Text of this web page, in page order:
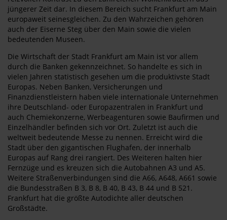
jüngerer Zeit dar. In diesem Bereich sucht Frankfurt am Main
europaweit seinesgleichen. Zu den Wahrzeichen gehören
auch der Eiserne Steg über den Main sowie die vielen
bedeutenden Museen.
Die Wirtschaft der Stadt Frankfurt am Main ist vor allem
durch die Banken gekennzeichnet. So handelte es sich in
vielen Jahren statistisch gesehen um die produktivste Stadt
Europas. Neben Banken, Versicherungen und
Finanzdienstleistern haben viele internationale Unternehmen
ihre Deutschland- oder Europazentralen in Frankfurt und
auch Chemiekonzerne, Werbeagenturen sowie Baufirmen und
Einzelhändler befinden sich vor Ort. Zuletzt ist auch die
weltweit bedeutende Messe zu nennen. Erreicht wird die
Stadt über den gigantischen Flughafen, der innerhalb
Europas auf Rang drei rangiert. Des Weiteren halten hier
Fernzüge und es kreuzen sich die Autobahnen A3 und A5.
Weitere Straßenverbindungen sind die A66, A648, A661 sowie
die Bundesstraßen B 3, B 8, B 40, B 43, B 44 und B 521.
Frankfurt hat die größte Autodichte aller deutschen
Großstädte.